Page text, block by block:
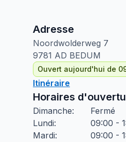
Adresse
Noordwolderweg 7
9781 AD BEDUM
Ouvert aujourd'hui de
Itinéraire
Horaires
Dimanche:
Fermé
Lundi:
09:00 -
Mardi:
09:00 -